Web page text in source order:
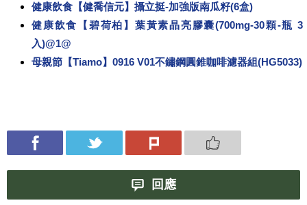
健康飲食【健喬信元】攝立挺-加強版南瓜籽(6盒)
健康飲食【碧荷柏】葉黃素晶亮膠囊(700mg-30顆-瓶 3
入)@1@
母親節【Tiamo】0916 V01不鏽鋼圓錐咖啡濾器組(HG5033)
回應